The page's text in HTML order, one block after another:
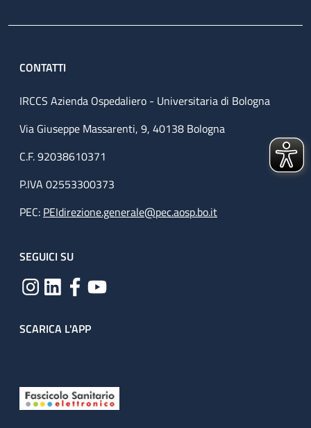
CONTATTI
IRCCS Azienda Ospedaliero - Universitaria di Bologna
Via Giuseppe Massarenti, 9, 40138 Bologna
C.F. 92038610371
P.IVA 02553300373
PEC: PEIdirezione.generale@pec.aosp.bo.it
SEGUICI SU
SCARICA L'APP